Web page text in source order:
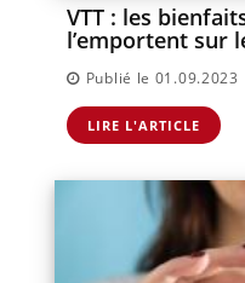
VTT : les
l’emportent sur
Publié le 01.09.2023
LIRE L'ARTICLE